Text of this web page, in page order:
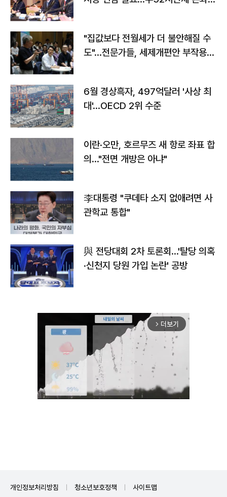
"집값보다 전월세가 더 불안해질 수
도"…전문가들, 세제개편안 부작용
6월 경상흑자, 497억달러 '사상 최
대'…OECD 2위 수준
이란·오만, 호르무즈 새 항로 좌표 합
의…"전면 개방은 아냐"
李대통령 "쿠데타 소지 없애려면 사
관학교 통합"
與 전당대회 2차 토론회…'탈당 의혹
·신천지 당원 가입 논란' 공방
arrow_forward_ios 더보기
개인정보처리방침 청소년보호정책 사이트맵